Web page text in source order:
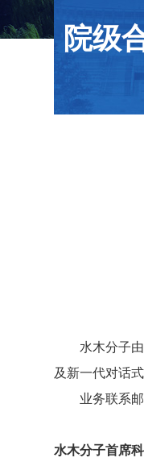
院级
水木分子
及新一代对话
业务联系
水木分子首席